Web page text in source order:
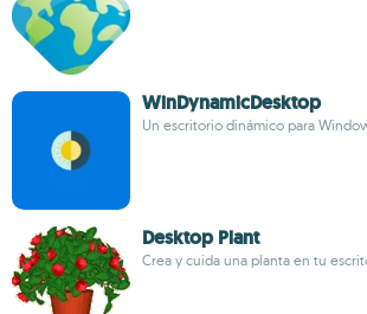
WinDynamicDesktop
Un escritorio dinámico para
Desktop Plant
Crea y cuida una planta en tu